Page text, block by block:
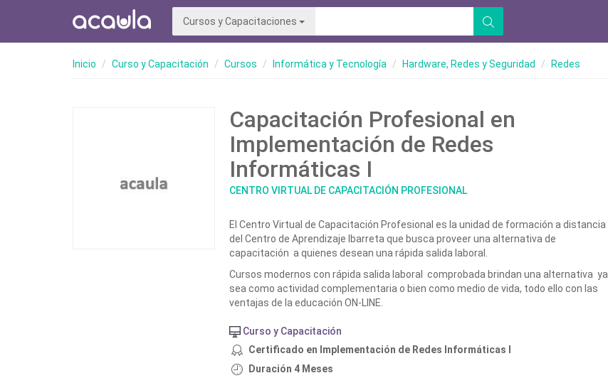
Cursos y Capacitaciones
Inicio Curso y Capacitación Cursos Informática y Tecnología Hardware, Redes y Seguridad Redes
Capacitación Profesional en
Implementación de Redes
Informáticas I
CENTRO VIRTUAL DE CAPACITACIÓN PROFESIONAL
El Centro Virtual de Capacitación Profesional es la unidad de formación a distancia
del Centro de Aprendizaje Ibarreta que busca proveer una alternativa de
capacitación a quienes desean una rápida salida laboral.
Cursos modernos con rápida salida laboral comprobada brindan una alternativa ya
sea como actividad complementaria o bien como medio de vida, todo ello con las
ventajas de la educación ON-LINE.
Curso y Capacitación
Certificado en Implementación de Redes Informáticas I
Duración 4 Meses